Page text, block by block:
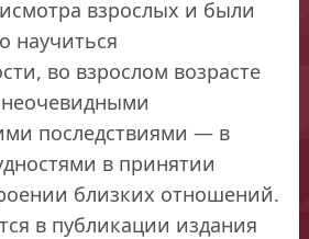
взрослых и были
научиться
во взрослом возрасте
неочевидными
последствиями — в
в принятии
близких отношений.
в публикации издания